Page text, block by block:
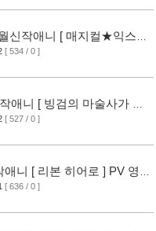
신작애니 [ 매지컬★익스플
[12]
[ 534 / 0 ]
애니 [ 빙검의 마술사가 세
PV 영상 공개
[ 527 / 0 ]
애니 [ 리본 히어로 ] PV 영
[ 636 / 0 ]